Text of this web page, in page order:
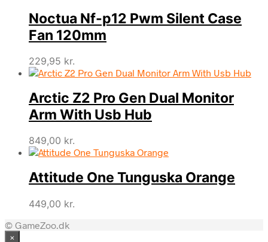
Noctua Nf-p12 Pwm Silent Case
Fan 120mm
229,95 kr.
Arctic Z2 Pro Gen Dual Monitor
Arm With Usb Hub
849,00 kr.
Attitude One Tunguska Orange
449,00 kr.
© GameZoo.dk
×